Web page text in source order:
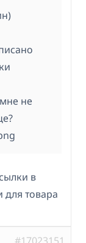
не
в
для товара